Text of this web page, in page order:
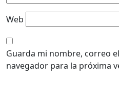
Web
Guarda mi nombre, correo
navegador para la próxima